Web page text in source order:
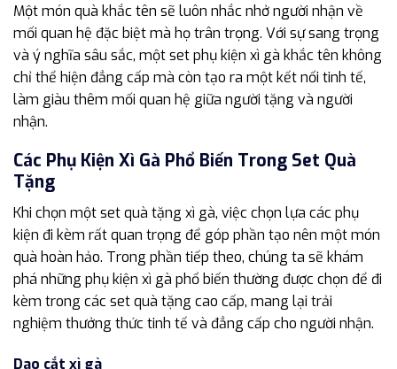
Một món quà khắc tên sẽ luôn nhắc nhở người nhận về
mối quan hệ đặc biệt mà họ trân trọng. Với sự sang trọng
và ý nghĩa sâu sắc, một set phụ kiện xì gà khắc tên không
chỉ thể hiện đẳng cấp mà còn tạo ra một kết nối tinh tế,
làm giàu thêm mối quan hệ giữa người tặng và người
nhận.
Các Phụ Kiện Xì Gà Phổ Biến Trong Set Quà
Tặng
Khi chọn một set quà tặng xì gà, việc chọn lựa các phụ
kiện đi kèm rất quan trọng để góp phần tạo nên một món
quà hoàn hảo. Trong phần tiếp theo, chúng ta sẽ khám
phá những phụ kiện xì gà phổ biến thường được chọn để đi
kèm trong các set quà tặng cao cấp, mang lại trải
nghiệm thưởng thức tinh tế và đẳng cấp cho người nhận.
Dao cắt xì gà